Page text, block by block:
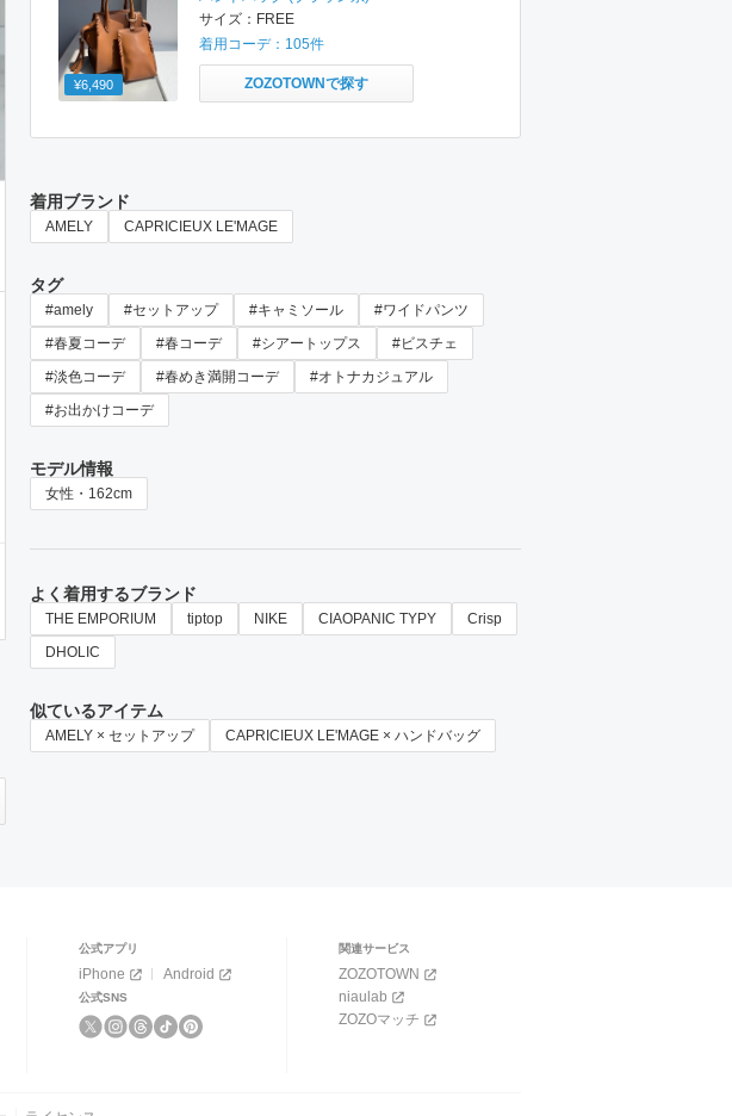
¥6,490
サイズ： FREE
着用コーデ： 105件
ZOZOTOWNで探す
着用ブランド
AMELY CAPRICIEUX LE'MAGE
タグ
#amely #セットアップ #キャミソール
#ワイドパンツ
#春夏コーデ
#春コーデ #シアートップス
#ビスチェ
#淡色コーデ
#春めき満開コーデ
#オトナカジュアル
#お出かけコーデ
モデル情報
女性・162cm
よく着用するブランド
THE EMPORIUM tiptop NIKE CIAOPANIC TYPY
Crisp
DHOLIC
似ているアイテム
AMELY × セットアップ CAPRICIEUX LE'MAGE × ハンドバッグ
公式アプリ
iPhone Android
公式SNS
関連サービス
ZOZOTOWN
niaulab
ZOZOマッチ